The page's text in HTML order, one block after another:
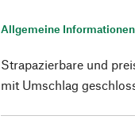
Allgemeine Informationen
Strapazierbare und
mit Umschlag